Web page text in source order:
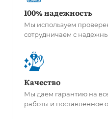
100% надежность
Мы используем
сотрудничаем с
Качество
Мы даем гарантию на
работы и поставленное